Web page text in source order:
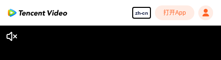
zh-cn 打开App